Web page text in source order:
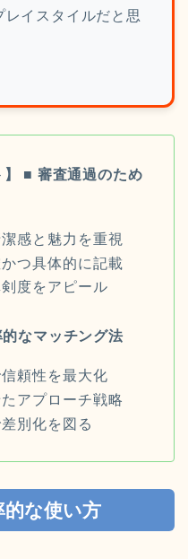
イスタイルだと思
■ 審査通過のため
感と魅力を重視
つ具体的に記載
度をアピール
なマッチング法
頼性を最大化
アプローチ戦略
別化を図る
的な使い方